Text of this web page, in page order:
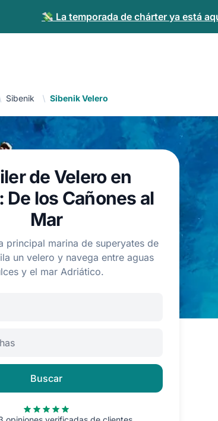
💸 La temporada de chárter ya está
Sibenik Sibenik Velero
de Velero en
De los Cañones al
Mar
principal marina de superyates de
un velero y navega entre aguas
y el mar Adriático.
Buscar